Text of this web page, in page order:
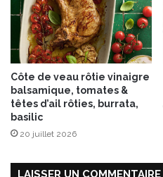
Côte de veau rôtie vinaigre
balsamique, tomates &
têtes d’ail rôties, burrata,
basilic
20 juillet 2026
LAISSER UN COMMENTAIRE